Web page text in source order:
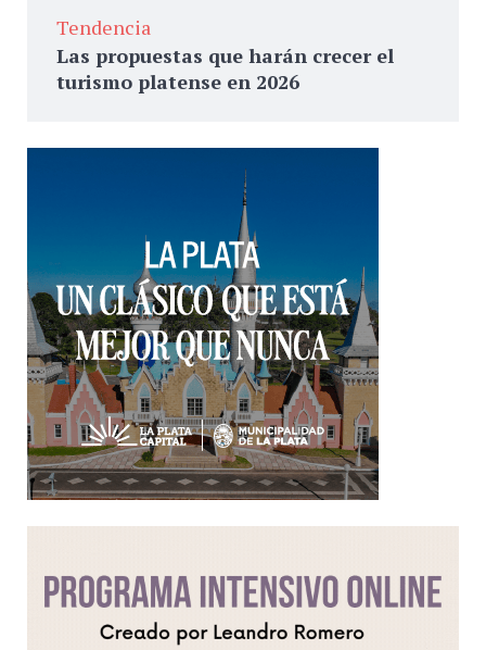
Tendencia
Las propuestas que harán crecer el
turismo platense en 2026